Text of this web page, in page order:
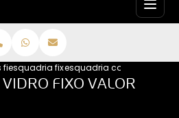
fixas
esquadria fixaesquadria com vidro fixo
FIXO VALOR